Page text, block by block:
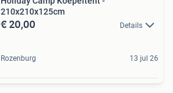
210x210x125cm
€ 20,00 Details
Rozenburg 13 jul 26